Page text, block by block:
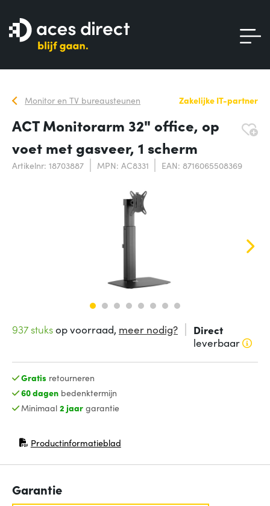
Monitor en TV bureausteunen Zakelijke IT-partner
ACT Monitorarm 32" office, op
voet met gasveer, 1 scherm
Artikelnr: 18703887 MPN: AC8331 EAN: 8716065508369
937 stuksop voorraad, meer nodig? Direct
leverbaar
Gratis retourneren
60 dagenbedenktermijn
Minimaal 2 jaargarantie
Productinformatieblad
(opent in nieuw venster)
Garantie